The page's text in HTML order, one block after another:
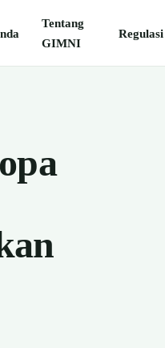
Tentang
GIMNI
Regulasi